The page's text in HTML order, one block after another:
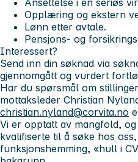
Ansettelse i en seriøs
Opplæring og ekstern
Lønn etter avtale.
Pensjons- og
Interessert?
Send inn din søknad via
gjennomgått og vurdert
Har du spørsmål om
mottaksleder Christian
christian.nyland@corvita.no
Vi er opptatt av mangfold,
kvalifiserte til å søke hos
funksjonshemming, «hull i